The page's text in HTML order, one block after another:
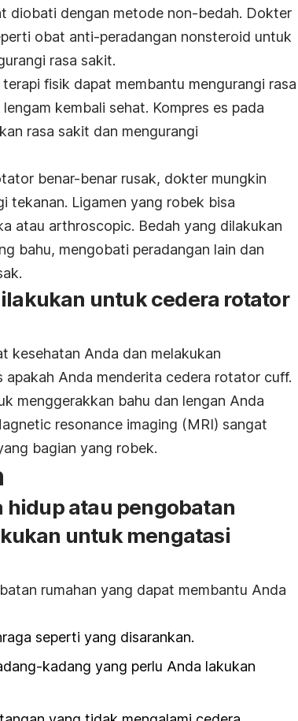
diobati dengan metode non-bedah. Dokter
obat anti-peradangan nonsteroid untuk
rasa sakit.
fisik dapat membantu mengurangi rasa
kembali sehat. Kompres es pada
rasa sakit dan mengurangi
benar-benar rusak, dokter mungkin
tekanan. Ligamen yang robek bisa
atau arthroscopic. Bedah yang dilakukan
bahu, mengobati peradangan lain dan
untuk cedera rotator
kesehatan Anda dan melakukan
apakah Anda menderita cedera rotator cuff.
menggerakkan bahu dan lengan Anda
resonance imaging (MRI) sangat
bagian yang robek.
hidup atau pengobatan
untuk mengatasi
rumahan yang dapat membantu Anda
seperti yang disarankan.
kadang yang perlu Anda lakukan